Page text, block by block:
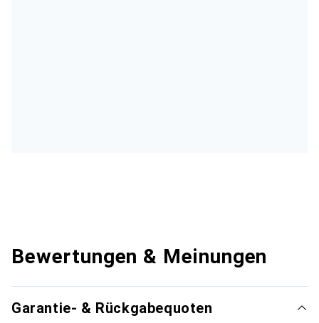
Bewertungen & Meinungen
Garantie- & Rückgabequoten